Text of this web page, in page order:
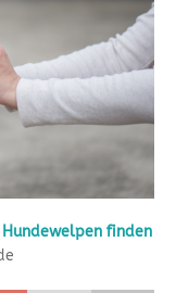
finden